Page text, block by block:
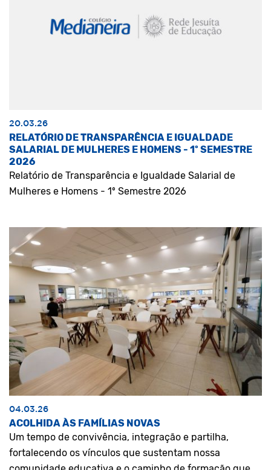
20.03.26
RELATÓRIO DE TRANSPARÊNCIA E IGUALDADE
SALARIAL DE MULHERES E HOMENS - 1º SEMESTRE
2026
Relatório de Transparência e Igualdade Salarial de
Mulheres e Homens - 1º Semestre 2026
04.03.26
ACOLHIDA ÀS FAMÍLIAS NOVAS
Um tempo de convivência, integração e partilha,
fortalecendo os vínculos que sustentam nossa